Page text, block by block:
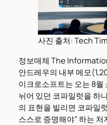
사진 출처: Tech
정보매체 The
안드레우의 내부 메모
이크로소프트는 오는 8
뉘어 있던 코파일럿을 하
의 표현을 빌리면 코파일
스스로 증명해야” 하는 처